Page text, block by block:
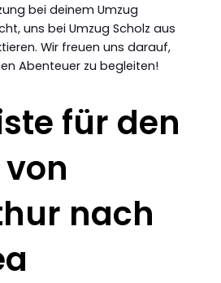
bei deinem Umzug
uns bei Umzug Scholz aus
Wir freuen uns darauf,
Abenteuer zu begleiten!
für den
nach